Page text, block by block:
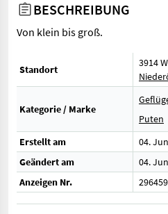
BESCHREIBUNG
Von klein bis groß.
Standort
3914
Kategorie / Marke
Puten
Erstellt am
04.
Geändert am
04.
Anzeigen Nr.